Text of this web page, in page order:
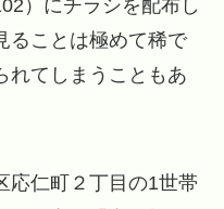
）にチラシを配布し
ることは極めて稀で
れてしまうこともあ
応仁町２丁目の1世帯